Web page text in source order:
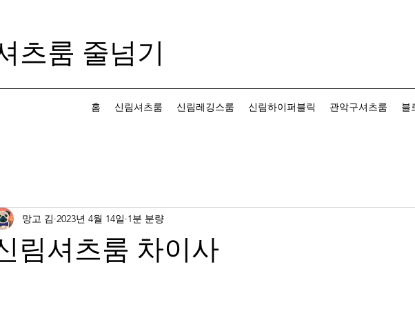
츠룸 줄넘기
홈 신림셔츠룸 신림레깅스룸 신림하이퍼블릭 관악구셔츠룸 블
림셔츠룸 차이사
망고 김 2023년 4월 14일 1분 분량